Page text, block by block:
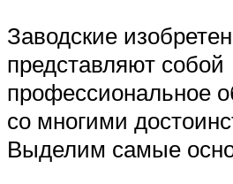
Заводские
представляют собой
профессиональное
со многими
Выделим самые